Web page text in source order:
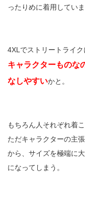
ったりめに着用していま
4XLでストリートライ
キャラクターものな
なしやすいかと。
もちろん人それぞれ着
ただキャラクターの主
から、サイズを極端に
になってしまう。